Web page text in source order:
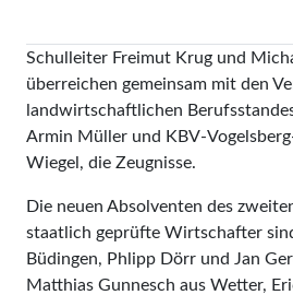
Schulleiter Freimut Krug und
überreichen gemeinsam mit den
landwirtschaftlichen
Armin Müller und KBV-
Wiegel, die Zeugnisse.
Die neuen Absolventen des
staatlich geprüfte Wirtschafter
Büdingen, Phlipp Dörr und Jan
Matthias Gunnesch aus Wetter,